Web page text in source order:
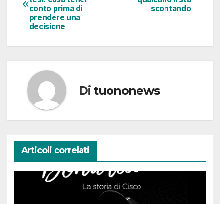
articoli
scontando
conto prima di
prendere una
decisione
Di tuononews
Articoli correlati